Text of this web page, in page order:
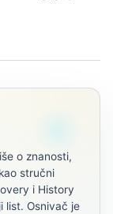
o znanosti,
stručni
i History
list. Osnivač je